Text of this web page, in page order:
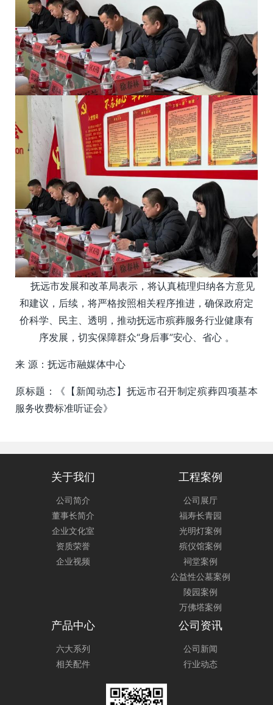
抚远市发展和改革局表示，将认真梳理归纳各方意见
和建议，后续，将严格按照相关程序推进，确保政府定
价科学、民主、透明，推动抚远市殡葬服务行业健康有
序发展，切实保障群众“身后事”安心、省心 。
来 源：抚远市融媒体中心
原标题：《【新闻动态】抚远市召开制定殡葬四项基本
服务收费标准听证会》
关于我们
公司简介
董事长简介
企业文化室
资质荣誉
企业视频
工程案例
公司展厅
福寿长青园
光明灯案例
殡仪馆案例
祠堂案例
公益性公墓案例
陵园案例
万佛塔案例
产品中心
六大系列
相关配件
公司资讯
公司新闻
行业动态